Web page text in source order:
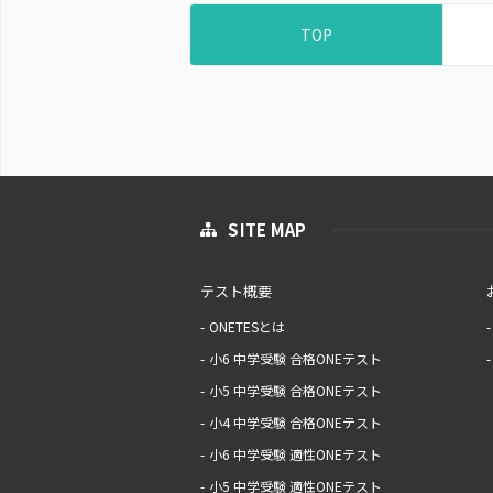
TOP
SITE MAP
テスト概要
ONETESとは
小6 中学受験 合格ONEテスト
小5 中学受験 合格ONEテスト
小4 中学受験 合格ONEテスト
小6 中学受験 適性ONEテスト
小5 中学受験 適性ONEテスト